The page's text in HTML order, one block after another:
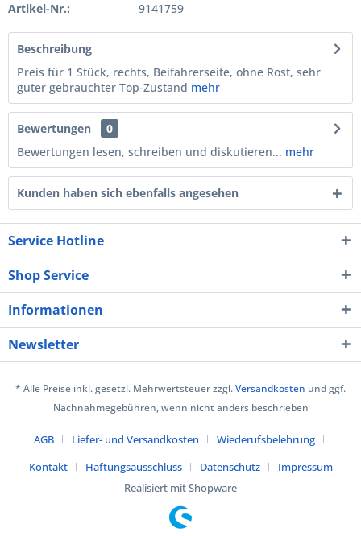
Artikel-Nr.: 9141759
Beschreibung
Preis für 1 Stück, rechts, Beifahrerseite, ohne Rost, sehr
guter gebrauchter Top-Zustand mehr
Bewertungen
0
Bewertungen lesen, schreiben und diskutieren... mehr
Kunden haben sich ebenfalls angesehen
Service Hotline
Shop Service
Informationen
Newsletter
* Alle Preise inkl. gesetzl. Mehrwertsteuer zzgl.Versandkosten und ggf.
Nachnahmegebühren, wenn nicht anders beschrieben
AGB Liefer- und Versandkosten
Wiederufsbelehrung
Kontakt
Haftungsausschluss Datenschutz
Impressum
Realisiert mit Shopware